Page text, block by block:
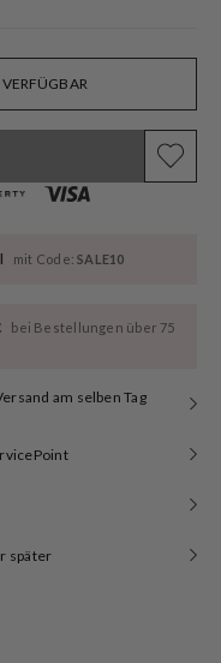
mit Code:SALE10
bei Bestellungen über 75
am selben Tag
später